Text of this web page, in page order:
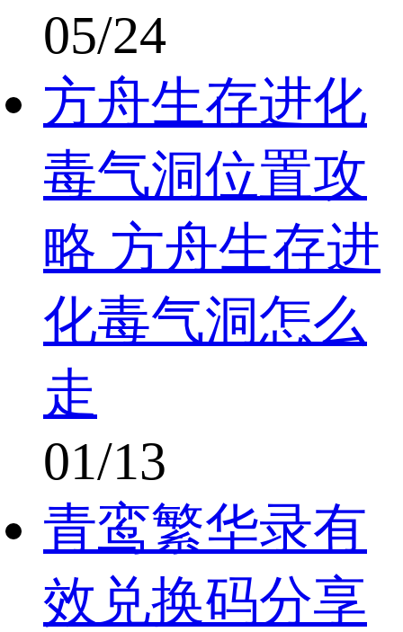
05/24
方舟生存进化
毒气洞位置攻
略 方舟生存进
化毒气洞怎么
走
01/13
青鸾繁华录有
效兑换码分享